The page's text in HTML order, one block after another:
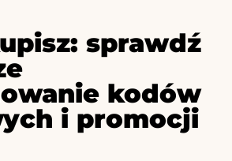
sprawdź
kodów
i promocji